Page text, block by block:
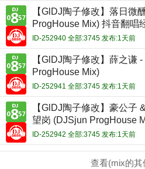
【GlDJ陶子修改】落日微
ProgHouse Mix) 抖音翻唱
ID-252940 全部:3745 发布:1天前
【GlDJ陶子修改】薛之谦
ProgHouse Mix)
ID-252941 全部:3745 发布:1天前
【GlDJ陶子修改】豪公子
望岗 (DJSjun ProgHouse
ID-252942 全部:3745 发布:1天前
查看(mix的其